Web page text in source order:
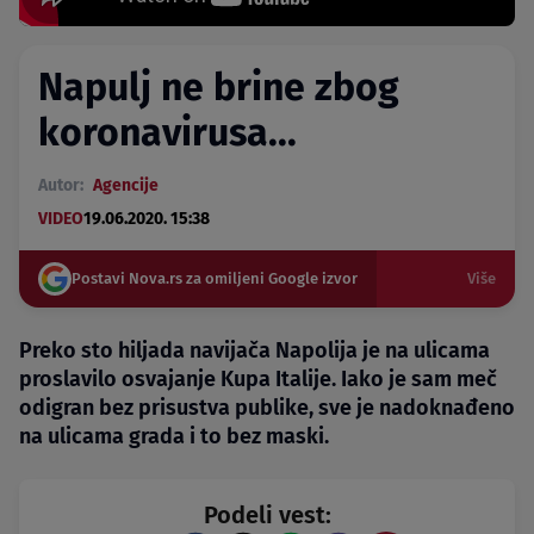
Napulj ne brine zbog
koronavirusa...
Autor: Agencije
VIDEO19.06.2020. 15:38
Postavi Nova.rs za omiljeni Google izvor Više
Preko sto hiljada navijača Napolija je na ulicama
proslavilo osvajanje Kupa Italije. Iako je sam meč
odigran bez prisustva publike, sve je nadoknađeno
na ulicama grada i to bez maski.
Podeli vest: